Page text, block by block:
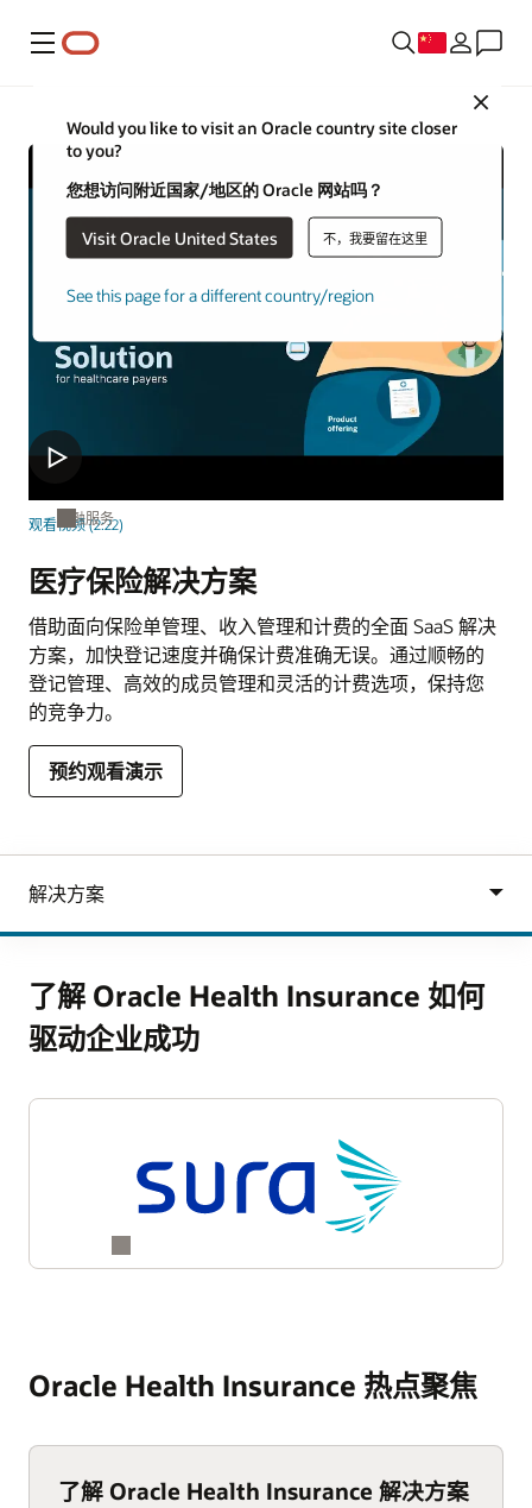
菜单
Close
Would you like to visit an Oracle country site closer
to you?
您想访问附近国家/地区的 Oracle 网站吗？
Visit Oracle United States 不，我要留在这里
See this page for a different country/region
金融服务
医疗保险解决方案
观看视频 (2:22)
借助面向保险单管理、收入管理和计费的全面 SaaS 解决
方案，加快登记速度并确保计费准确无误。通过顺畅的
登记管理、高效的成员管理和灵活的计费选项，保持您
的竞争力。
预约观看演示
了解 Oracle Health Insurance 如何
驱动企业成功
Oracle Health Insurance 热点聚焦
了解 Oracle Health Insurance 解决方案